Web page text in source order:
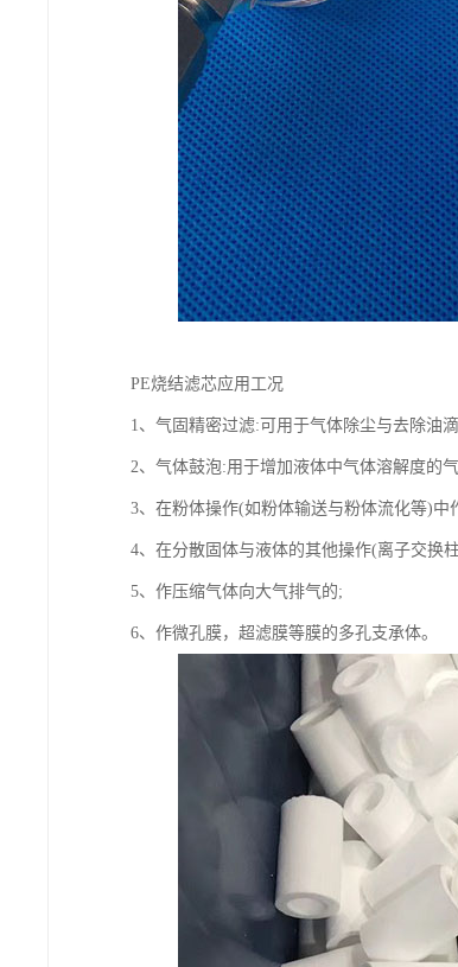
PE烧结滤芯应用工况
1、气固精密过滤:可用于气体除尘与去除油
2、气体鼓泡:用于增加液体中气体溶解度的
3、在粉体操作(如粉体输送与粉体流化等)中
4、在分散固体与液体的其他操作(离子交换
5、作压缩气体向大气排气的;
6、作微孔膜，超滤膜等膜的多孔支承体。